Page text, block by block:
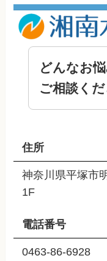
どんなお
ご相談く
住所
神奈川県平塚市
1F
電話番号
0463-86-6928